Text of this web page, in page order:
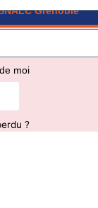
Grenoble
moi
?